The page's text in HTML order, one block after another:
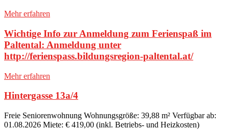
Mehr erfahren
Wichtige Info zur Anmeldung zum Ferienspaß im
Paltental: Anmeldung unter
http://ferienspass.bildungsregion-paltental.at/
Mehr erfahren
Hintergasse 13a/4
Freie Seniorenwohnung Wohnungsgröße: 39,88 m² Verfügbar ab:
01.08.2026 Miete: € 419,00 (inkl. Betriebs- und Heizkosten)